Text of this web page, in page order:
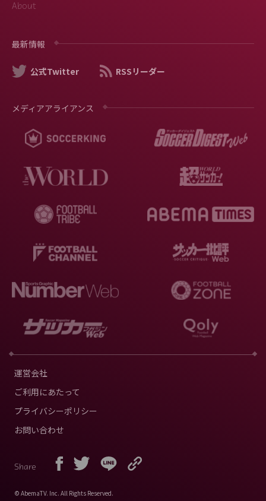
About
最新情報
公式Twitter RSSリーダー
メディアアライアンス
運営会社
ご利用にあたって
プライバシーポリシー
お問い合わせ
Share
© AbemaTV. Inc. All Rights Reserved.